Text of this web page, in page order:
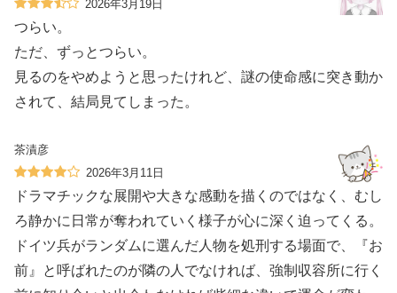
2026年3月19日
つらい。
ただ、ずっとつらい。
見るのをやめようと思ったけれど、謎の使命感に突き動か
されて、結局見てしまった。
茶漬彦
2026年3月11日
ドラマチックな展開や大きな感動を描くのではなく、むし
ろ静かに日常が奪われていく様子が心に深く迫ってくる。
ドイツ兵がランダムに選んだ人物を処刑する場面で、『お
前』と呼ばれたのが隣の人でなければ、強制収容所に行く